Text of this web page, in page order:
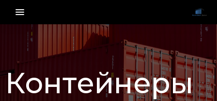
menu_vert
Контейнеры